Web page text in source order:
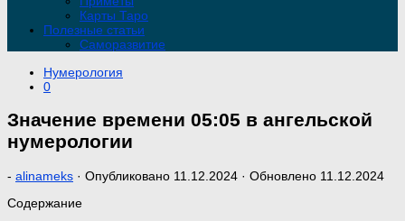
Карты Таро
Полезные статьи
Саморазвитие
Нумерология
0
Значение времени 05:05 в ангельской
нумерологии
- alinameks · Опубликовано 11.12.2024 · Обновлено 11.12.2024
Содержание